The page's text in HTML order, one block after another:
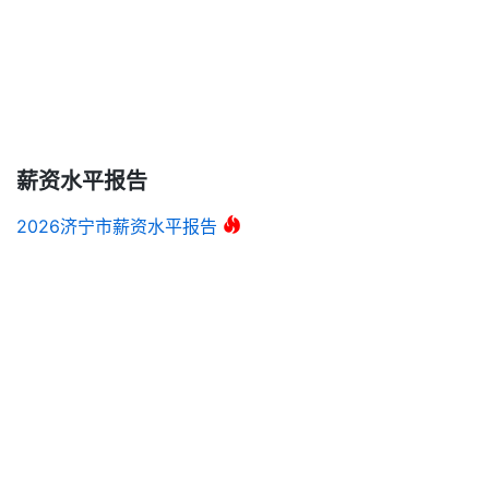
薪资水平报告
2026济宁市薪资水平报告